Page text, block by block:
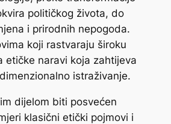
političkog života, do
i prirodnih nepogoda.
koji rastvaraju široku
etičke naravi koja zahtijeva
istraživanje.
dijelom biti posvećen
klasični etički pojmovi i